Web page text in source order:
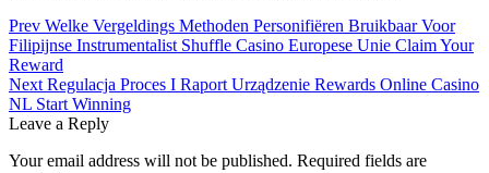
Post
navigation
Prev Welke Vergeldings Methoden Personifiëren Bruikbaar Voor
Filipijnse Instrumentalist Shuffle Casino Europese Unie Claim Your
Reward
NextRegulacja Proces I Raport Urządzenie Rewards Online Casino
NL Start Winning
Leave a Reply
Your email address will not be published. Required fields are